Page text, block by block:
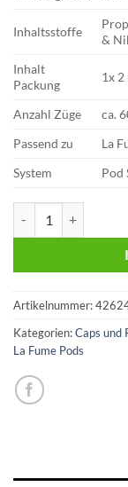
Inhaltsstoffe
&
Inhalt
Packung
1x 2
Anzahl Züge
ca.
Passend zu
La
System
Pod
Artikelnummer:
Kategorien:Caps und
La Fume Pods